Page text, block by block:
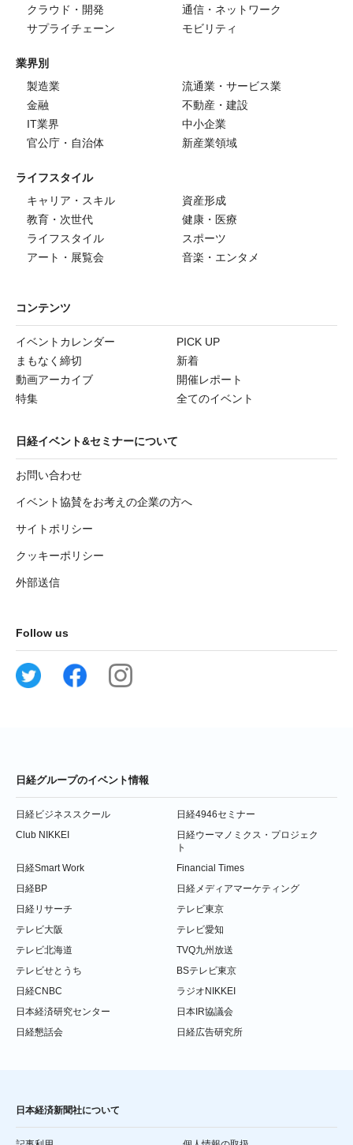
クラウド・開発
通信・ネットワーク
サプライチェーン
モビリティ
業界別
製造業
流通業・サービス業
金融
不動産・建設
IT業界
中小企業
官公庁・自治体
新産業領域
ライフスタイル
キャリア・スキル
資産形成
教育・次世代
健康・医療
ライフスタイル
スポーツ
アート・展覧会
音楽・エンタメ
コンテンツ
イベントカレンダー
PICK UP
まもなく締切
新着
動画アーカイブ
開催レポート
特集
全てのイベント
日経イベント&セミナーについて
お問い合わせ
イベント協賛をお考えの企業の方へ
サイトポリシー
クッキーポリシー
外部送信
Follow us
日経グループのイベント情報
日経ビジネススクール
日経4946セミナー
Club NIKKEI
日経ウーマノミクス・プロジェク
ト
日経Smart Work
Financial Times
日経BP
日経メディアマーケティング
日経リサーチ
テレビ東京
テレビ大阪
テレビ愛知
テレビ北海道
TVQ九州放送
テレビせとうち
BSテレビ東京
日経CNBC
ラジオNIKKEI
日本経済研究センター
日本IR協議会
日経懇話会
日経広告研究所
日本経済新聞社について